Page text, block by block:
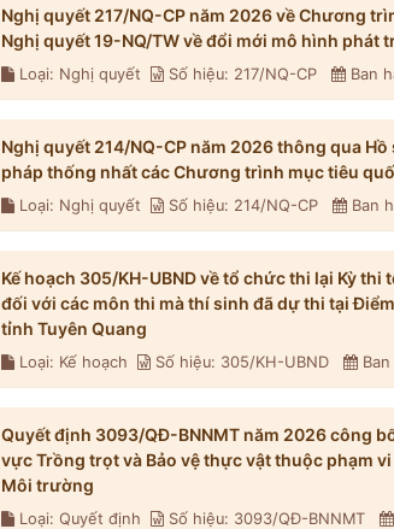
Nghị quyết 217/NQ-CP năm 2026 về Chương
Nghị quyết 19-NQ/TW về đổi mới mô hình phát
Loại: Nghị quyết Số hiệu: 217/NQ-CP Ban
Nghị quyết 214/NQ-CP năm 2026 thông qua
pháp thống nhất các Chương trình mục tiêu
Loại: Nghị quyết Số hiệu: 214/NQ-CP Ban
Kế hoạch 305/KH-UBND về tổ chức thi lại Kỳ
đối với các môn thi mà thí sinh đã dự thi tại
tỉnh Tuyên Quang
Loại: Kế hoạch Số hiệu: 305/KH-UBND
Quyết định 3093/QĐ-BNNMT năm 2026 công
vực Trồng trọt và Bảo vệ thực vật thuộc phạm
Môi trường
Loại: Quyết định Số hiệu: 3093/QĐ-BNNMT